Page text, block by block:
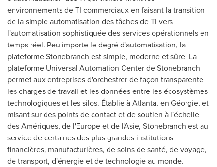
environnements de TI commerciaux en faisant la transition
de la simple automatisation des tâches de TI vers
l'automatisation sophistiquée des services opérationnels en
temps réel. Peu importe le degré d'automatisation, la
plateforme Stonebranch est simple, moderne et sûre. La
plateforme Universal Automation Center de Stonebranch
permet aux entreprises d'orchestrer de façon transparente
les charges de travail et les données entre les écosystèmes
technologiques et les silos. Établie àAtlanta, en Géorgie, et
misant sur des points de contact et de soutien à l'échelle
des Amériques, de l'Europeet de l'Asie, Stonebranch est au
service de certaines des plus grandes institutions
financières, manufacturières, de soins de santé, de voyage,
de transport, d'énergie et de technologie au monde.